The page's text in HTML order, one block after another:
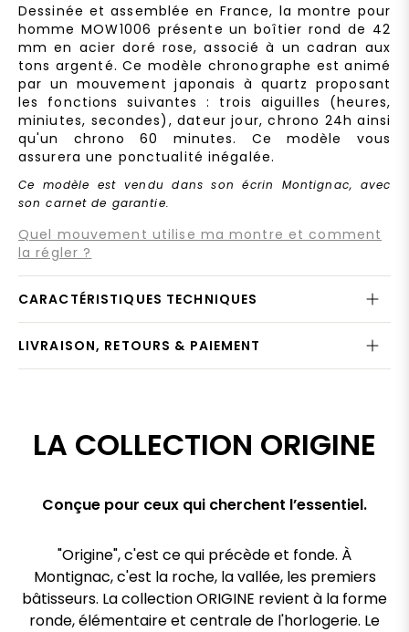
Dessinée et assemblée en France, la montre pour
homme MOW1006 présente un boîtier rond de 42
mm en acier doré rose, associé à un cadran aux
tons argenté. Ce modèle chronographe est animé
par un mouvement japonais à quartz proposant
les fonctions suivantes : trois aiguilles (heures,
miniutes, secondes), dateur jour, chrono 24h ainsi
qu'un chrono 60 minutes. Ce modèle vous
assurera une ponctualité inégalée.
Ce modèle est vendu dans son écrin Montignac, avec
son carnet de garantie.
Quel mouvement utilise ma montre et comment
la régler ?
CARACTÉRISTIQUES TECHNIQUES
LIVRAISON, RETOURS & PAIEMENT
LA COLLECTION ORIGINE
Conçue pour ceux qui cherchent l’essentiel.
"Origine", c'est ce qui précède et fonde. À
Montignac, c'est la roche, la vallée, les premiers
bâtisseurs. La collection ORIGINE revient à la forme
ronde, élémentaire et centrale de l'horlogerie. Le